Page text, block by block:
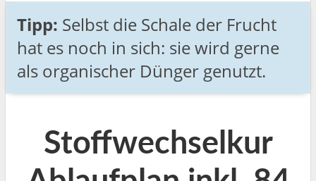
Tipp: Selbst die Schale der Frucht
hat es noch in sich: sie wird gerne
als organischer Dünger genutzt.
Stoffwechselkur